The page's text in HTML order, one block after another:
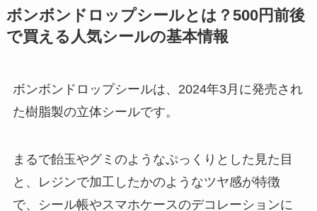
ボンボンドロップシールとは？500円前後
で買える人気シールの基本情報
ボンボンドロップシールは、2024年3月に発売され
た樹脂製の立体シールです。
まるで飴玉やグミのようなぷっくりとした見た目
と、レジンで加工したかのようなツヤ感が特徴
で、シール帳やスマホケースのデコレーションに